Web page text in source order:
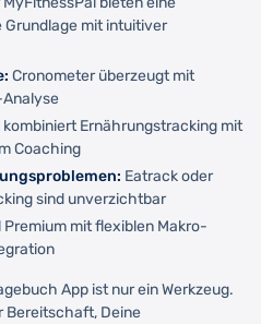
mit intuitiver
Cronometer überzeugt mit
kombiniert Ernährungstracking mit
Coaching
Eatrack oder
sind unverzichtbar
Premium mit flexiblen Makro-
App ist nur ein Werkzeug.
Bereitschaft, Deine